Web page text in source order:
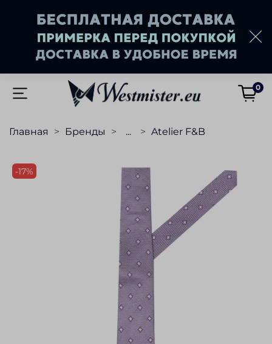
0
Главная Бренды ... Atelier F&B
-17%